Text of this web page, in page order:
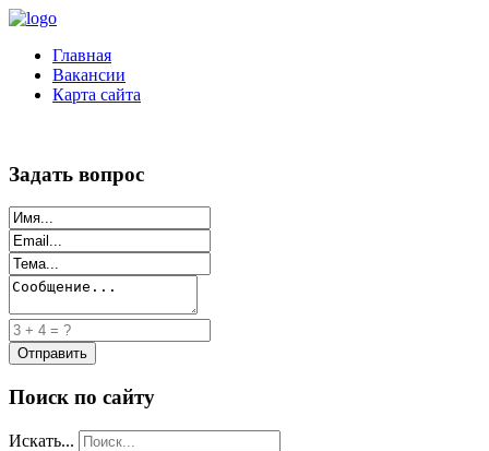
Главная
Вакансии
Карта сайта
Задать вопрос
Поиск по сайту
Искать...